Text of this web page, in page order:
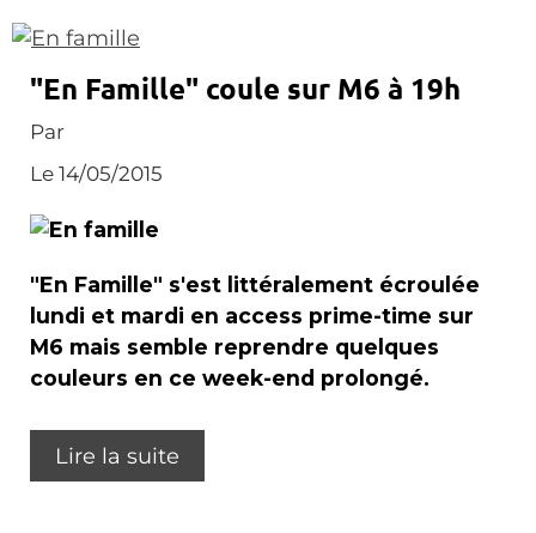
"En Famille" coule sur M6 à 19h
Par
Le 14/05/2015
"En Famille" s'est littéralement écroulée
lundi et mardi en access prime-time sur
M6 mais semble reprendre quelques
couleurs en ce week-end prolongé.
Lire la suite